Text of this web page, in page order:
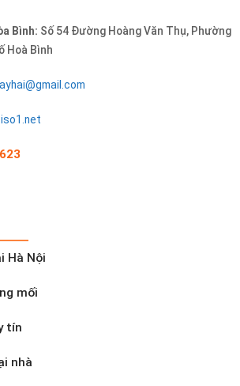
Bình: Số 54 Đường Hoàng Văn Thụ, Phường
Hoà Bình
Hà Nội
mối
tín
nhà